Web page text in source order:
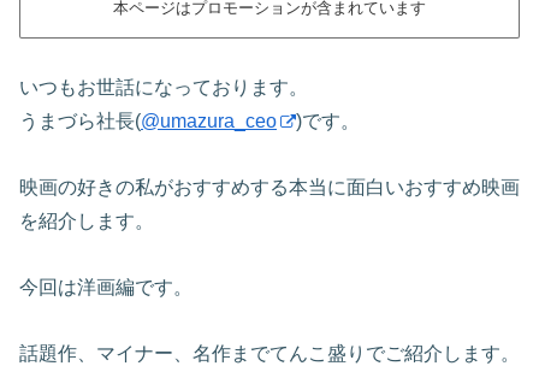
本ページはプロモーションが含まれています
いつもお世話になっております。
うまづら社長(@umazura_ceo )です。
映画の好きの私がおすすめする本当に面白いおすすめ映画
を紹介します。
今回は洋画編です。
話題作、マイナー、名作までてんこ盛りでご紹介します。